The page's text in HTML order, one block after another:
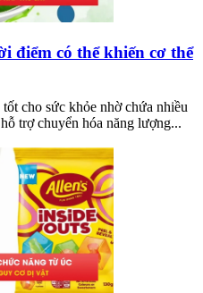
điểm có thể khiến cơ thể
cho sức khỏe nhờ chứa nhiều
trợ chuyển hóa năng lượng...